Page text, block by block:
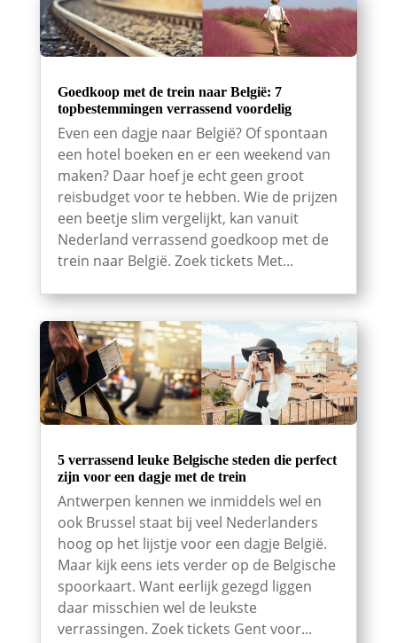
Goedkoop met de trein naar België: 7
topbestemmingen verrassend voordelig
Even een dagje naar België? Of spontaan
een hotel boeken en er een weekend van
maken? Daar hoef je echt geen groot
reisbudget voor te hebben. Wie de prijzen
een beetje slim vergelijkt, kan vanuit
Nederland verrassend goedkoop met de
trein naar België. Zoek tickets Met...
5 verrassend leuke Belgische steden die perfect
zijn voor een dagje met de trein
Antwerpen kennen we inmiddels wel en
ook Brussel staat bij veel Nederlanders
hoog op het lijstje voor een dagje België.
Maar kijk eens iets verder op de Belgische
spoorkaart. Want eerlijk gezegd liggen
daar misschien wel de leukste
verrassingen. Zoek tickets Gent voor...